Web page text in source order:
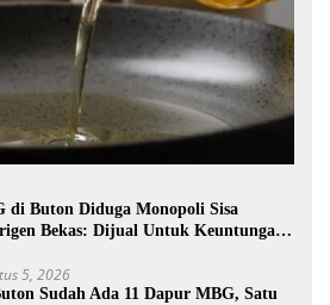
di Buton Diduga Monopoli Sisa
Bekas: Dijual Untuk Keuntungan
5, 2026
Sudah Ada 11 Dapur MBG, Satu